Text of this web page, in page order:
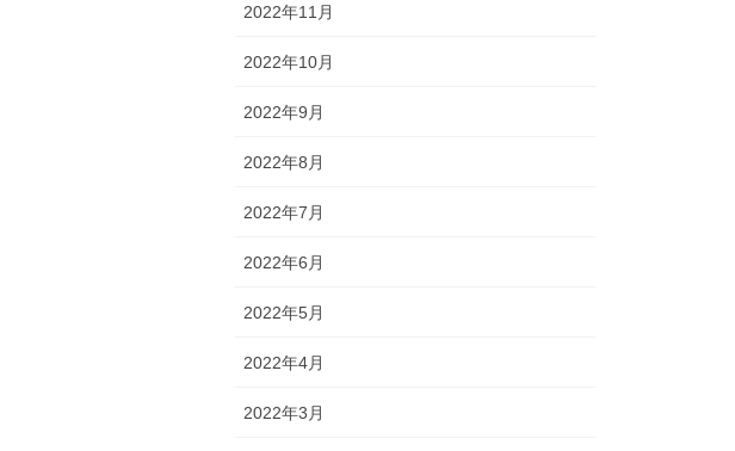
2022年11月
2022年10月
2022年9月
2022年8月
2022年7月
2022年6月
2022年5月
2022年4月
2022年3月